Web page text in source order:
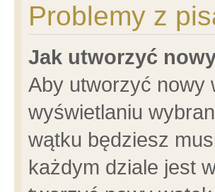
Problemy z
Jak utworzyć
Aby utworzyć nowy
wyświetlaniu
wątku będziesz
każdym dziale jest